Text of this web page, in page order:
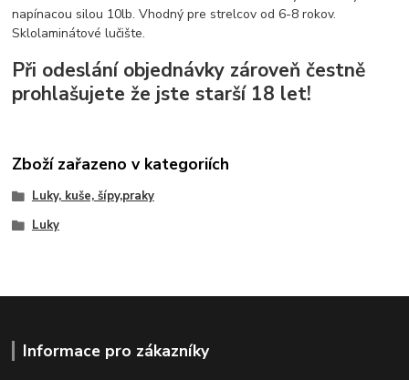
napínacou silou 10lb. Vhodný pre strelcov od 6-8 rokov.
Sklolaminátové lučište.
Při odeslání objednávky zároveň čestně
prohlašujete že jste starší 18 let!
Zboží zařazeno v kategoriích
Luky, kuše, šípy,praky
Luky
Informace pro zákazníky